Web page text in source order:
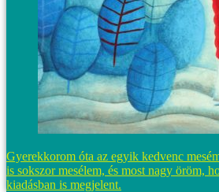
Gyerekkorom óta az egyik kedvenc
is sokszor mesélem, és most nagy öröm,
kiadásban is megjelent.